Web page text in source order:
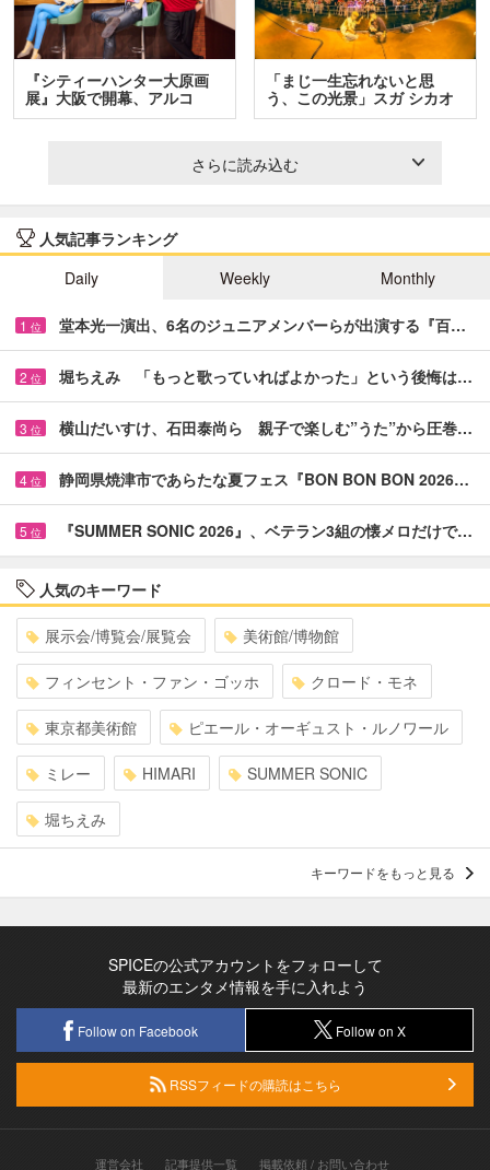
『シティーハンター大原画
展』大阪で開幕、アルコ
＆…
「まじ一生忘れないと思
う、この光景」スガ シカオ
と…
さらに読み込む
人気記事ランキング
Daily
Weekly Monthly
1 位 堂本光一演出、6名のジュニアメンバーらが出演する『百…
2 位 堀ちえみ 「もっと歌っていればよかった」という後悔は…
3 位 横山だいすけ、石田泰尚ら 親子で楽しむ”うた”から圧巻…
4 位 静岡県焼津市であらたな夏フェス『BON BON BON 2026…
5 位 『SUMMER SONIC 2026』、ベテラン3組の懐メロだけで…
人気のキーワード
展示会/博覧会/展覧会 美術館/博物館
フィンセント・ファン・ゴッホ クロード・モネ
東京都美術館 ピエール・オーギュスト・ルノワール
ミレー HIMARI SUMMER SONIC
堀ちえみ
キーワードをもっと見る
SPICEの公式アカウントをフォローして
最新のエンタメ情報を手に入れよう
Follow on Facebook Follow on X
RSSフィードの購読はこちら
運営会社 記事提供一覧 掲載依頼 / お問い合わせ